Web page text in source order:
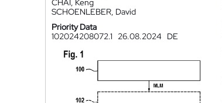
CHAI, Keng
SCHOENLEBER, David
Priority Data
102024208072.1
26.08.2024 DE